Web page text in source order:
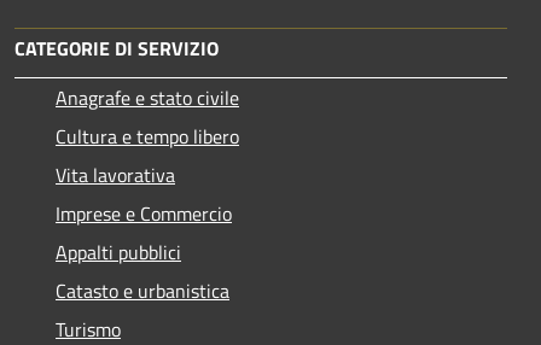
CATEGORIE DI SERVIZIO
Anagrafe e stato civile
Cultura e tempo libero
Vita lavorativa
Imprese e Commercio
Appalti pubblici
Catasto e urbanistica
Turismo